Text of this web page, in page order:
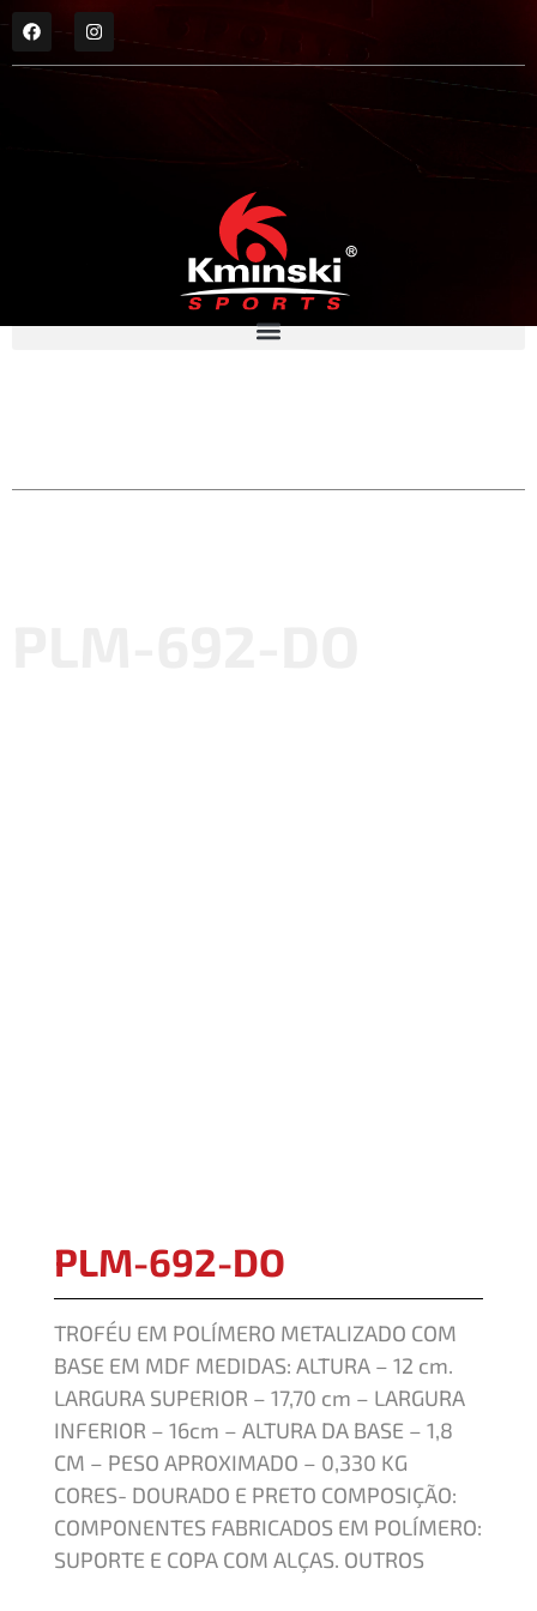
PLM-692-DO
TROFÉU EM POLÍMERO METALIZADO COM
BASE EM MDF MEDIDAS: ALTURA – 12 cm.
LARGURA SUPERIOR – 17,70 cm – LARGURA
INFERIOR – 16cm – ALTURA DA BASE – 1,8
CM – PESO APROXIMADO – 0,330 KG
CORES- DOURADO E PRETO COMPOSIÇÃO:
COMPONENTES FABRICADOS EM POLÍMERO:
SUPORTE E COPA COM ALÇAS. OUTROS